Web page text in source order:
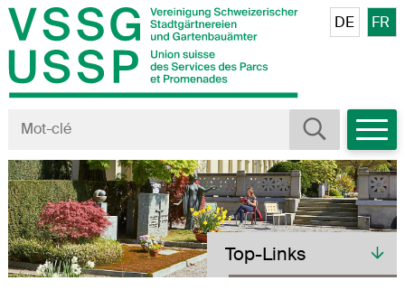
Navigieren in VSSG/USSP
Schnellnavigation
Terme de recherche
Rechercher
Veuillez
DE FR
Toplinks
Top-Links